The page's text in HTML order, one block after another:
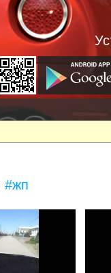
#жп